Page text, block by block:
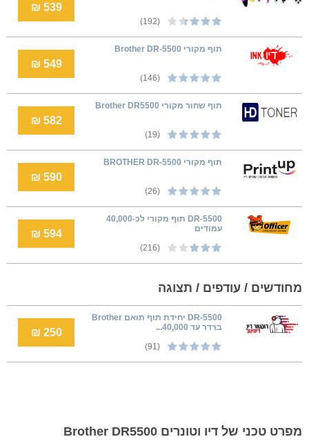
(192)
539 ₪
תוף מקורי Brother DR-5500
(146)
549 ₪
תוף שחור מקורי Brother DR5500
(19)
582 ₪
תוף מקורי BROTHER DR-5500
(26)
590 ₪
DR-5500 תוף מקורי לכ-40,000
עמודים
(216)
594 ₪
מחודשים / עודפים / תצוגה
DR-5500 יחידת תוף תואם Brother
ברדר עד 40,000...
(91)
250 ₪
מפרט טכני של דיו וטונרים Brother DR5500